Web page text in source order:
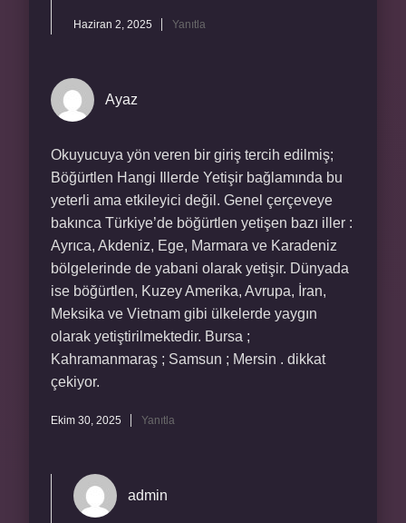
Haziran 2, 2025 Yanıtla
Ayaz
Okuyucuya yön veren bir giriş tercih edilmiş;
Böğürtlen Hangi Illerde Yetişir bağlamında bu
yeterli ama etkileyici değil. Genel çerçeveye
bakınca Türkiye’de böğürtlen yetişen bazı iller :
Ayrıca, Akdeniz, Ege, Marmara ve Karadeniz
bölgelerinde de yabani olarak yetişir. Dünyada
ise böğürtlen, Kuzey Amerika, Avrupa, İran,
Meksika ve Vietnam gibi ülkelerde yaygın
olarak yetiştirilmektedir. Bursa ;
Kahramanmaraş ; Samsun ; Mersin . dikkat
çekiyor.
Ekim 30, 2025 Yanıtla
admin